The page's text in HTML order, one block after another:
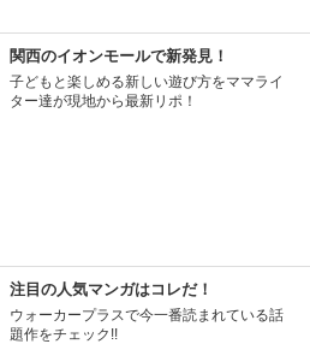
関西のイオンモールで新発見！
子どもと楽しめる新しい遊び方をママライ
ター達が現地から最新リポ！
注目の人気マンガはコレだ！
ウォーカープラスで今一番読まれている話
題作をチェック!!